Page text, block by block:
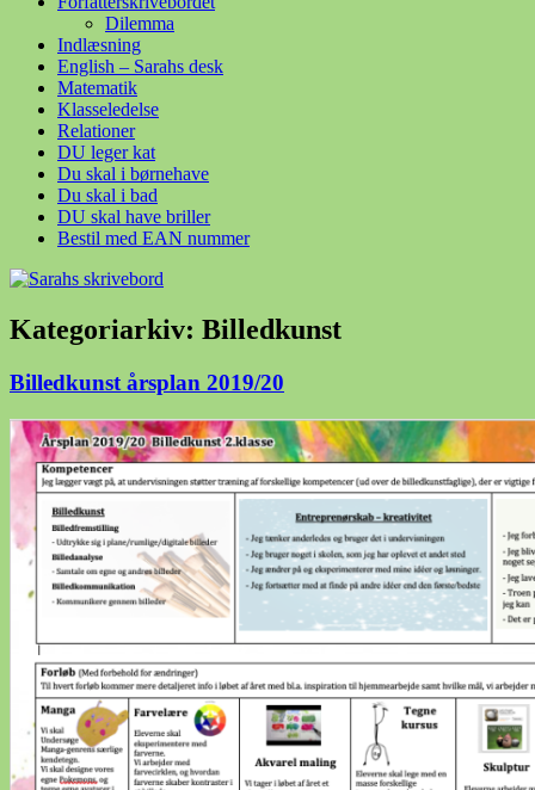
Dilemma
Indlæsning
English – Sarahs desk
Matematik
Klasseledelse
Relationer
DU leger kat
Du skal i børnehave
Du skal i bad
DU skal have briller
Bestil med EAN nummer
Kategoriarkiv: Billedkunst
Billedkunst årsplan 2019/20